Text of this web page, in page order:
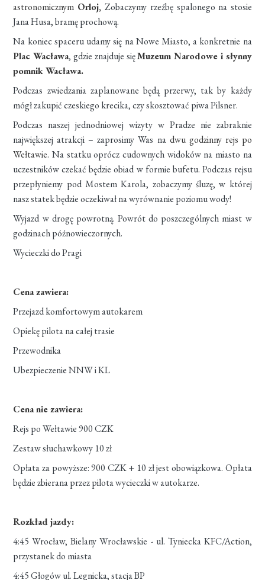
astronomicznym Orloj, Zobaczymy rzeźbę spalonego na stosie
Jana Husa, bramę prochową.
Na koniec spaceru udamy się na Nowe Miasto, a konkretnie na
Plac Wacława, gdzie znajduje sięMuzeum Narodowe i słynny
pomnik Wacława.
Podczas zwiedzania zaplanowane będą przerwy, tak by każdy
mógł zakupić czeskiego krecika, czy skosztować piwa Pilsner.
Podczas naszej jednodniowej wizyty w Pradze nie zabraknie
największej atrakcji – zaprosimy Was na dwu godzinny rejs po
Wełtawie. Na statku oprócz cudownych widoków na miasto na
uczestników czekać będzie obiad w formie bufetu. Podczas rejsu
przepłyniemy pod Mostem Karola, zobaczymy śluzę, w której
nasz statek będzie oczekiwał na wyrównanie poziomu wody!
Wyjazd w drogę powrotną. Powrót do poszczególnych miast w
godzinach późnowieczornych.
Wycieczki do Pragi
Cena zawiera:
Przejazd komfortowym autokarem
Opiekę pilota na całej trasie
Przewodnika
Ubezpieczenie NNW i KL
Cena nie zawiera:
Rejs po Wełtawie 900 CZK
Zestaw słuchawkowy 10 zł
Opłata za powyższe: 900 CZK + 10 zł jest obowiązkowa. Opłata
będzie zbierana przez pilota wycieczki w autokarze.
Rozkład jazdy:
4:45 Wrocław, Bielany Wrocławskie - ul. Tyniecka KFC/Action,
przystanek do miasta
4:45 Głogów ul. Legnicka, stacja BP